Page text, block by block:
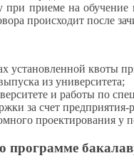
при приемена обучение
происходит после
установленной квоты
из университета;
и работы по
за счет предприятия-
проектирования у
программе